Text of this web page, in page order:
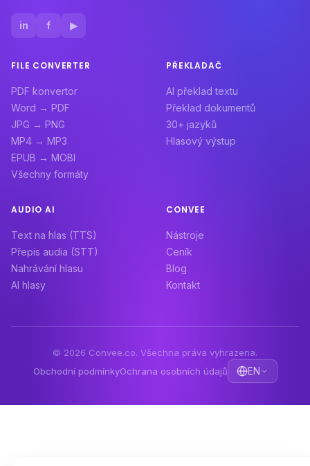
in f ▶
FILE CONVERTER
PDF konvertor
Word → PDF
JPG → PNG
MP4 → MP3
EPUB → MOBI
Všechny formáty
PŘEKLADAČ
AI překlad textu
Překlad dokumentů
30+ jazyků
Hlasový výstup
AUDIO AI
Text na hlas (TTS)
Přepis audia (STT)
Nahrávání hlasu
AI hlasy
CONVEE
Nástroje
Ceník
Blog
Kontakt
© 2026 Convee.co. Všechna práva vyhrazena.
Obchodní podmínkyOchrana osobních údajů EN